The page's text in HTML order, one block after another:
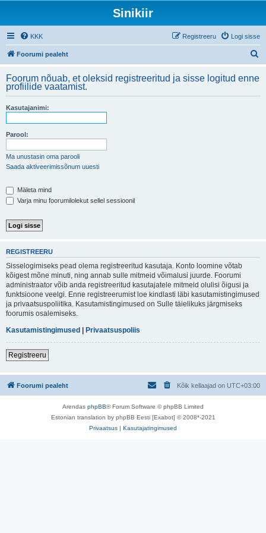
Sinikiir
KKK Logi sisse
Registreeru
Foorumi pealeht
i
Foorum nõuab, et oleksid registreeritud ja sisse logitud enne
profiilide vaatamist.
Kasutajanimi:
Parool:
Ma unustasin oma parooli
Saada aktiveerimissõnum uuesti
Mäleta mind
Varja minu foorumilolekut sellel sessioonil
REGISTREERU
Sisselogimiseks pead olema registreeritud kasutaja. Konto loomine võtab
kõigest mõne minuti, ning annab sulle mitmeid võimalusi juurde. Foorumi
administraator võib anda registreeritud kasutajatele mitmeid olulisi õigusi ja
funktsioone veelgi. Enne registreerumist loe kindlasti läbi kasutamistingimused
ja privaatsuspoliitika. Kasutamistingimused on Sulle täielikuks järgmiseks
foorumis osalemiseks.
Kasutamistingimused | Privaatsuspoliis
Registreeru
Foorumi pealeht Kõik kellaajad on UTC+03:00
Arendas phpBB® Forum Software © phpBB Limited
Estonian translation by phpBB Eesti [Exabot] © 2008*-2021
Privaatsus | Kasutajatingimused